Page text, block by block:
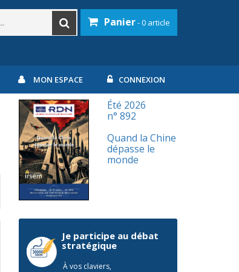
Panier- 0 article
MON ESPACE CONNEXION
Été 2026
n° 892
Quand la Chine
dépasse le
monde
Je participe au débat
stratégique
À vos claviers,